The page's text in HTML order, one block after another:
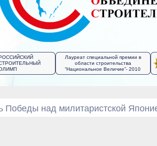
Лауреат специальной премии в
области строительства
“Национальное Величие”- 2010
Победы над милитаристской